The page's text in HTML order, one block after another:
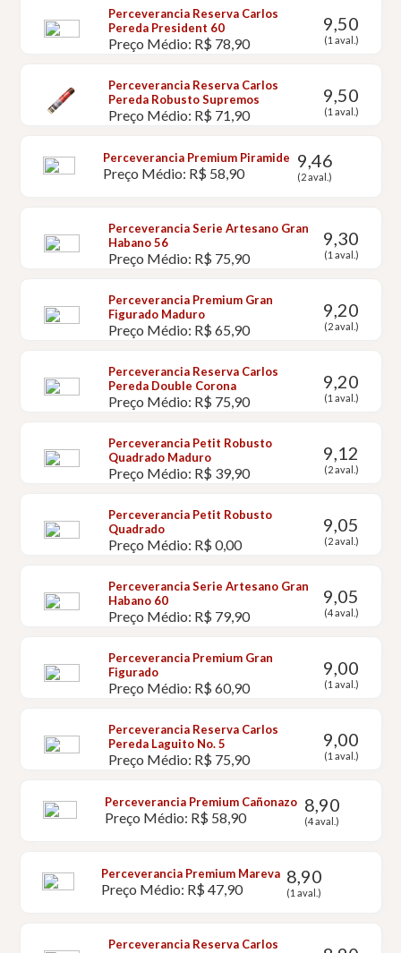
Perceverancia Reserva Carlos
Pereda President 60
Preço Médio: R$ 78,90
9,50
(1 aval.)
Perceverancia Reserva Carlos
Pereda Robusto Supremos
Preço Médio: R$ 71,90
9,50
(1 aval.)
Perceverancia Premium Piramide
Preço Médio: R$ 58,90
9,46
(2 aval.)
Perceverancia Serie Artesano Gran
Habano 56
Preço Médio: R$ 75,90
9,30
(1 aval.)
Perceverancia Premium Gran
Figurado Maduro
Preço Médio: R$ 65,90
9,20
(2 aval.)
Perceverancia Reserva Carlos
Pereda Double Corona
Preço Médio: R$ 75,90
9,20
(1 aval.)
Perceverancia Petit Robusto
Quadrado Maduro
Preço Médio: R$ 39,90
9,12
(2 aval.)
Perceverancia Petit Robusto
Quadrado
Preço Médio: R$ 0,00
9,05
(2 aval.)
Perceverancia Serie Artesano Gran
Habano 60
Preço Médio: R$ 79,90
9,05
(4 aval.)
Perceverancia Premium Gran
Figurado
Preço Médio: R$ 60,90
9,00
(1 aval.)
Perceverancia Reserva Carlos
Pereda Laguito No. 5
Preço Médio: R$ 75,90
9,00
(1 aval.)
Perceverancia Premium Cañonazo
Preço Médio: R$ 58,90
8,90
(4 aval.)
Perceverancia Premium Mareva
Preço Médio: R$ 47,90
8,90
(1 aval.)
Perceverancia Reserva Carlos